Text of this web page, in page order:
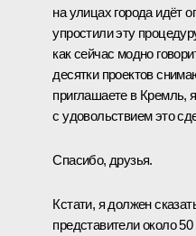
на улицах города идёт
упростили эту
как сейчас модно
десятки проектов
приглашаете в Кремль,
с удовольствием это
Спасибо, друзья.
Кстати, я должен
представители около